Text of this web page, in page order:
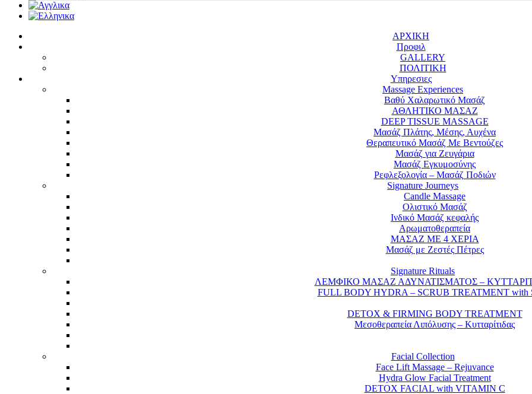
ΑΡΧΙΚΗ
Προφιλ
GALLERY
ΠΟΛΙΤΙΚΗ
Υπηρεσιες
Massage Experiences
Βαθύ Χαλαρωτικό Μασάζ
ΑΘΛΗΤΙΚΟ ΜΑΣΑΖ
DEEP TISSUE MASSAGE
Μασάζ Πλάτης, Μέσης, Αυχένα
Θεραπευτικό Μασάζ Με Βεντούζες
Μασάζ για Ζευγάρια
Μασάζ Εγκυμοσύνης
Ρεφλεξολογία – Μασάζ Ποδιών
Signature Journeys
Candle Massage
Ολιστικό Μασάζ
Ινδικό Μασάζ κεφαλής
Αρωματοθεραπεία
ΜΑΣΑΖ ΜΕ 4 ΧΕΡΙΑ
Μασάζ με Ζεστές Πέτρες
Signature Rituals
ΛΕΜΦΙΚΟ ΜΑΣΑΖ ΑΔΥΝΑΤΙΣΜΑΤΟΣ –
FULL BODY HYDRA – SCRUB TREATMENT with
DETOX & FIRMING BODY TREATMENT
Μεσοθεραπεία Λιπόλυσης – Κυτταρίτιδας
Facial Collection
Face Lift Massage – Rejuvance
Hydra Glow Facial Treatment
DETOX FACIAL with VITAMIN C